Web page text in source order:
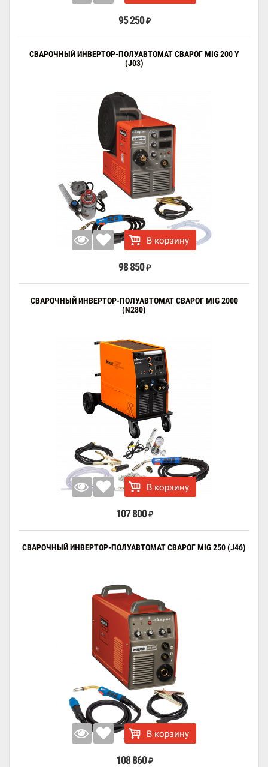
95 250 ₽
СВАРОЧНЫЙ ИНВЕРТОР-ПОЛУАВТОМАТ СВАРОГ MIG 200 Y
(J03)
В корзину
98 850 ₽
СВАРОЧНЫЙ ИНВЕРТОР-ПОЛУАВТОМАТ СВАРОГ MIG 2000
(N280)
В корзину
107 800 ₽
СВАРОЧНЫЙ ИНВЕРТОР-ПОЛУАВТОМАТ СВАРОГ MIG 250 (J46)
В корзину
108 860 ₽